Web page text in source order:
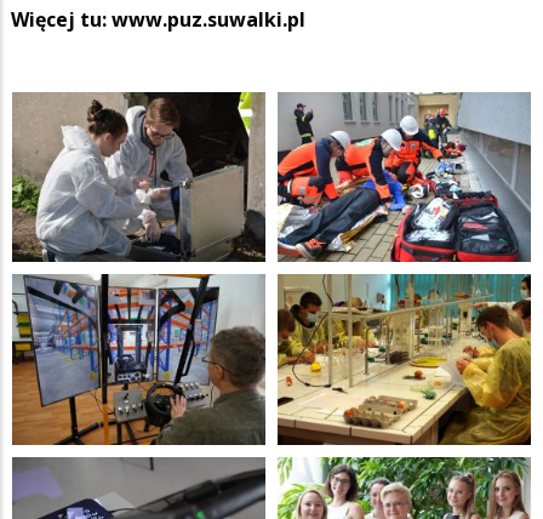
Więcej tu:www.puz.suwalki.pl